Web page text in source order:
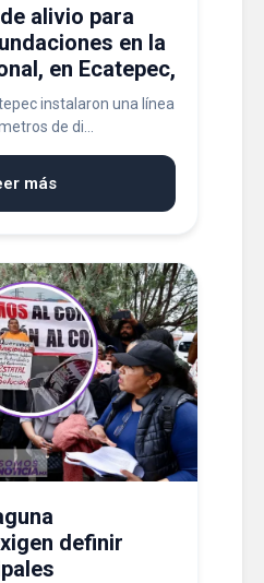
alivio para
en la
en Ecatepec,
instalaron una línea
de di...
más
definir